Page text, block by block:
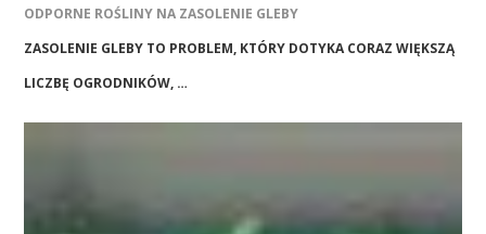
ODPORNE ROŚLINY NA ZASOLENIE GLEBY
ZASOLENIE GLEBY TO PROBLEM, KTÓRY DOTYKA CORAZ WIĘKSZĄ
LICZBĘ OGRODNIKÓW, …